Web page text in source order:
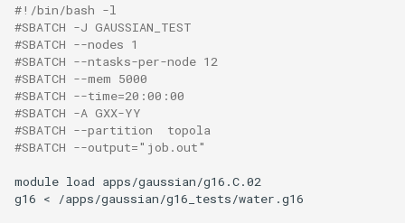
#!/bin/bash -l
#SBATCH -J GAUSSIAN_TEST
#SBATCH --nodes 1
#SBATCH --ntasks-per-node 12
#SBATCH --mem 5000
#SBATCH --time=20:00:00
#SBATCH -A GXX-YY
#SBATCH --partition  topola
#SBATCH --output="job.out"
module load apps/gaussian/g16.C.02
g16 < /apps/gaussian/g16_tests/water.g16